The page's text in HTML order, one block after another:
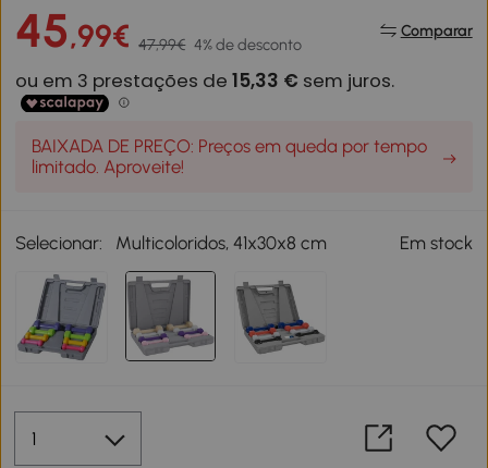
45,99€ 47,99€ 4% de desconto
Comparar
BAIXADA DE PREÇO: Preços em queda por tempo
limitado. Aproveite!
Selecionar: Multicoloridos, 41x30x8 cm Em stock